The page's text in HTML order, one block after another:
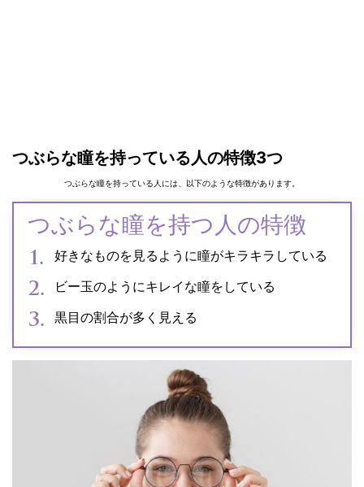
つぶらな瞳を持っている人の特徴3つ
つぶらな瞳を持っている人には、以下のような特徴があります。
つぶらな瞳を持つ人の特徴
好きなものを見るように瞳がキラキラしている
ビー玉のようにキレイな瞳をしている
黒目の割合が多く見える